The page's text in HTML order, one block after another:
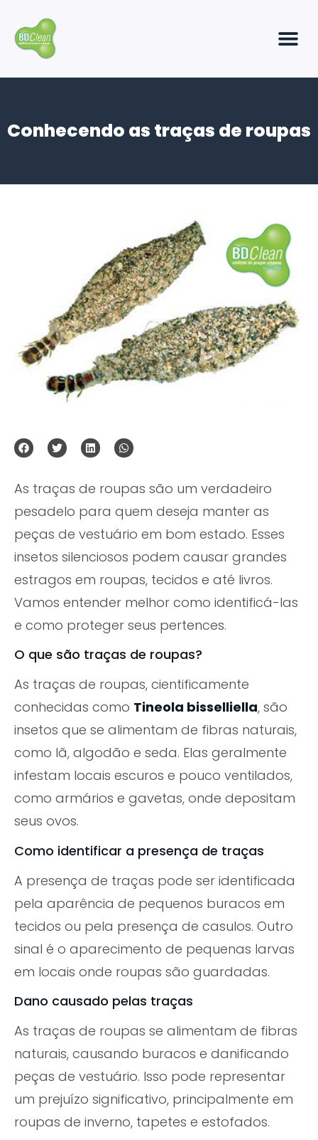
Conhecendo as traças de roupas
As traças de roupas são um verdadeiro
pesadelo para quem deseja manter as
peças de vestuário em bom estado. Esses
insetos silenciosos podem causar grandes
estragos em roupas, tecidos e até livros.
Vamos entender melhor como identificá-las
e como proteger seus pertences.
O que são traças de roupas?
As traças de roupas, cientificamente
conhecidas como Tineola bisselliella, são
insetos que se alimentam de fibras naturais,
como lã, algodão e seda. Elas geralmente
infestam locais escuros e pouco ventilados,
como armários e gavetas, onde depositam
seus ovos.
Como identificar a presença de traças
A presença de traças pode ser identificada
pela aparência de pequenos buracos em
tecidos ou pela presença de casulos. Outro
sinal é o aparecimento de pequenas larvas
em locais onde roupas são guardadas.
Dano causado pelas traças
As traças de roupas se alimentam de fibras
naturais, causando buracos e danificando
peças de vestuário. Isso pode representar
um prejuízo significativo, principalmente em
roupas de inverno, tapetes e estofados.